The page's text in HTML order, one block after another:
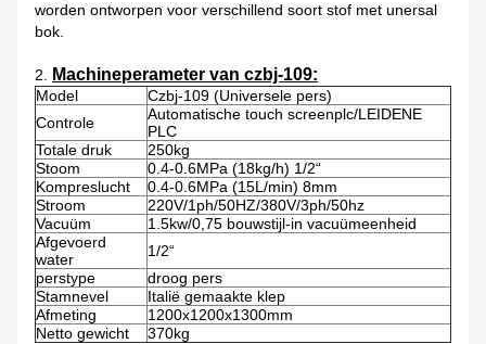
worden ontworpen voor verschillend soort stof met unersal
bok.
2. Machineperameter van czbj-109:
Model
Czbj-109 (Universele pers)
Controle
Automatische touch screenplc/LEIDENE
PLC
Totale druk
250kg
Stoom
0.4-0.6MPa (18kg/h) 1/2“
Kompreslucht
0.4-0.6MPa (15L/min) 8mm
Stroom
220V/1ph/50HZ/380V/3ph/50hz
Vacuüm
1.5kw/0,75 bouwstijl-in vacuümeenheid
Afgevoerd
water
1/2“
perstype
droog pers
Stamnevel
Italië gemaakte klep
Afmeting
1200x1200x1300mm
Netto gewicht
370kg